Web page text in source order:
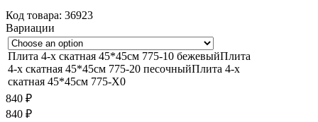
Код товара: 36923
Вариации
Плита 4-х скатная 45*45см 775-10 бежевыйПлита
4-х скатная 45*45см 775-20 песочныйПлита 4-х
скатная 45*45см 775-X0
840 ₽
840 ₽